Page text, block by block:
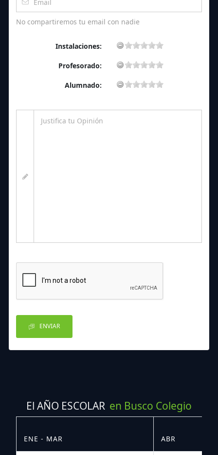
No compartiremos tu email con nadie
Instalaciones:
Profesorado:
Alumnado:
ENVIAR
El AÑO ESCOLAR en Busco Colegio
ENE - MAR ABR